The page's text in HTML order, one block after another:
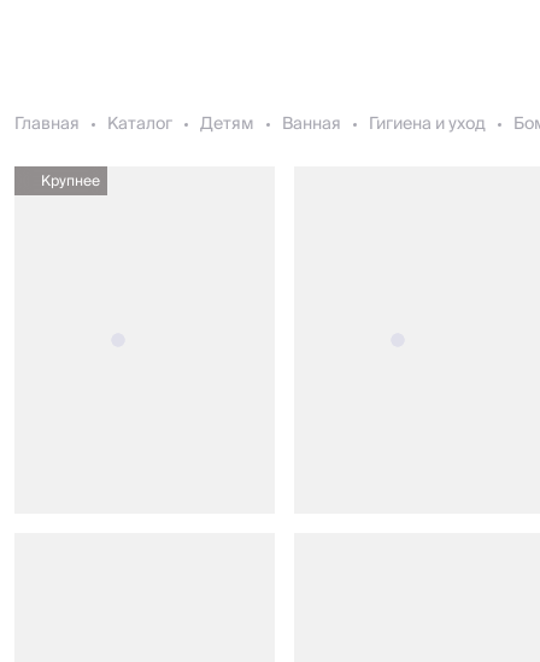
Главная Каталог Детям Ванная Гигиена и уход
Крупнее